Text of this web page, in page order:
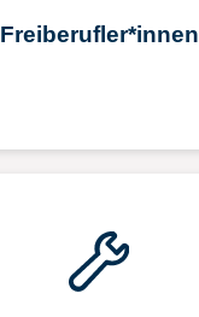
Freiberufler*innen